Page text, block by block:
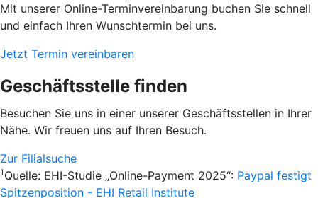
Mit unserer Online-Terminvereinbarung buchen Sie schnell
und einfach Ihren Wunschtermin bei uns.
Jetzt Termin vereinbaren
Geschäftsstelle finden
Besuchen Sie uns in einer unserer Geschäftsstellen in Ihrer
Nähe. Wir freuen uns auf Ihren Besuch.
Zur Filialsuche
1 Quelle: EHI-Studie „Online-Payment 2025“: Paypal festigt
Spitzenposition - EHI Retail Institute